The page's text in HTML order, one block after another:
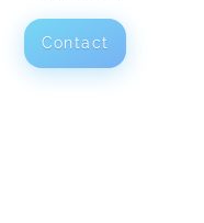
Contact